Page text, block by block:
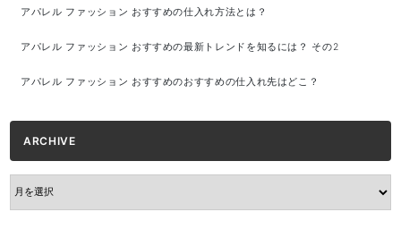
アパレル ファッション おすすめの仕入れ方法とは？
アパレル ファッション おすすめの最新トレンドを知るには？ その2
アパレル ファッション おすすめのおすすめの仕入れ先はどこ？
ARCHIVE
ARCHIVE